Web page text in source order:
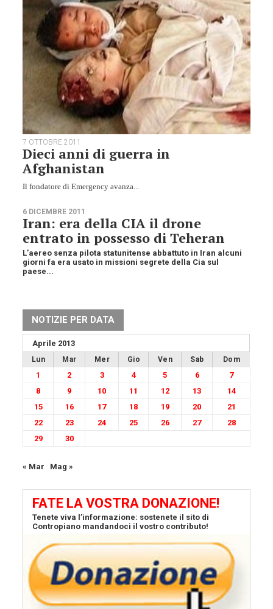
7 OTTOBRE 2011
Dieci anni di guerra in
Afghanistan
Il fondatore di Emergency avanza...
6 DICEMBRE 2011
Iran: era della CIA il drone
entrato in possesso di Teheran
L’aereo senza pilota statunitense abbattuto in Iran alcuni
giorni fa era usato in missioni segrete della Cia sul
paese...
NOTIZIE PER DATA
Aprile 2013
Lun Mar Mer Gio Ven Sab Dom
1 2 3 4 5 6
7
8
9 10 11 12 13
14
15
16 17 18 19 20
21
22
23 24 25 26 27
28
29
30
« Mar Mag »
FATE LA VOSTRA DONAZIONE!
Tenete viva l’informazione: sostenete il sito di
Contropiano mandandoci il vostro contributo!